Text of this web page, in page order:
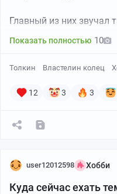
Главный из них звучал
Показать полностью 10
Толкин Властелин колец
12 3 3
user12012598 Хобби
Куда сейчас ехать